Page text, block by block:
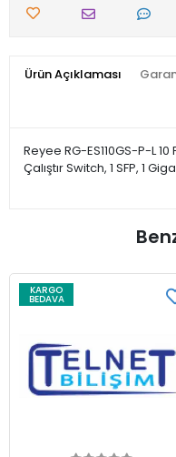
Ürün Açıklaması
Reyee RG-ES110GS-P-L
Çalıştır Switch, 1 SFP, 1
KARGO
BEDAVA